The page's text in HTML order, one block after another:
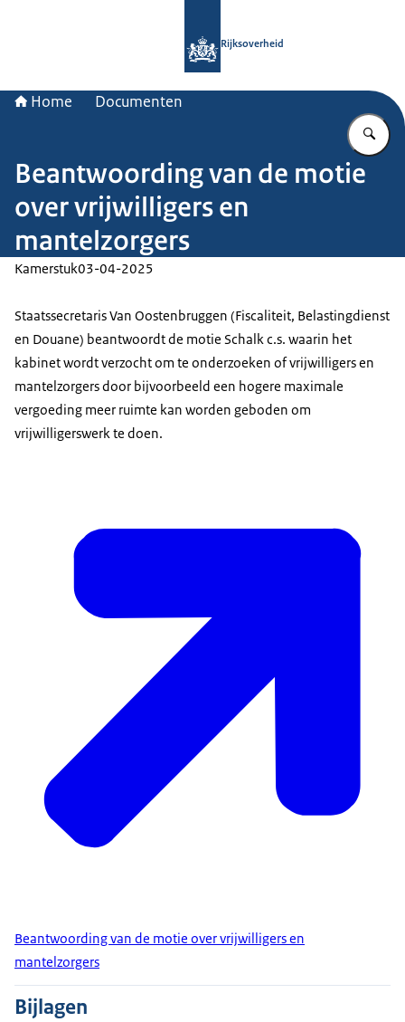
Rijksoverheid
Home Documenten
Beantwoording van de motie
over vrijwilligers en
mantelzorgers
Kamerstuk03-04-2025
Staatssecretaris Van Oostenbruggen (Fiscaliteit, Belastingdienst
en Douane) beantwoordt de motie Schalk c.s. waarin het
kabinet wordt verzocht om te onderzoeken of vrijwilligers en
mantelzorgers door bijvoorbeeld een hogere maximale
vergoeding meer ruimte kan worden geboden om
vrijwilligerswerk te doen.
Beantwoording van de motie over vrijwilligers en
mantelzorgers
Bijlagen